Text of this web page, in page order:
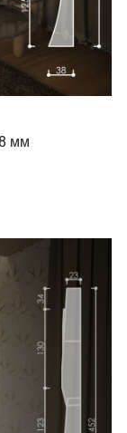
мм